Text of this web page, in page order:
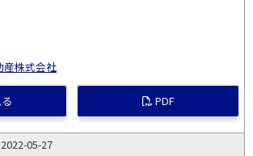
産株式会社
PDF
2022-05-27